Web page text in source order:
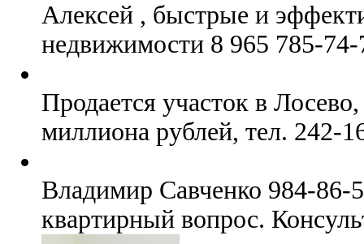
Алексей , быстрые и
недвижимости 8 965 785-74-
Продается участок в
миллиона рублей, тел. 242-
Владимир Савченко 984-
квартирный вопрос.